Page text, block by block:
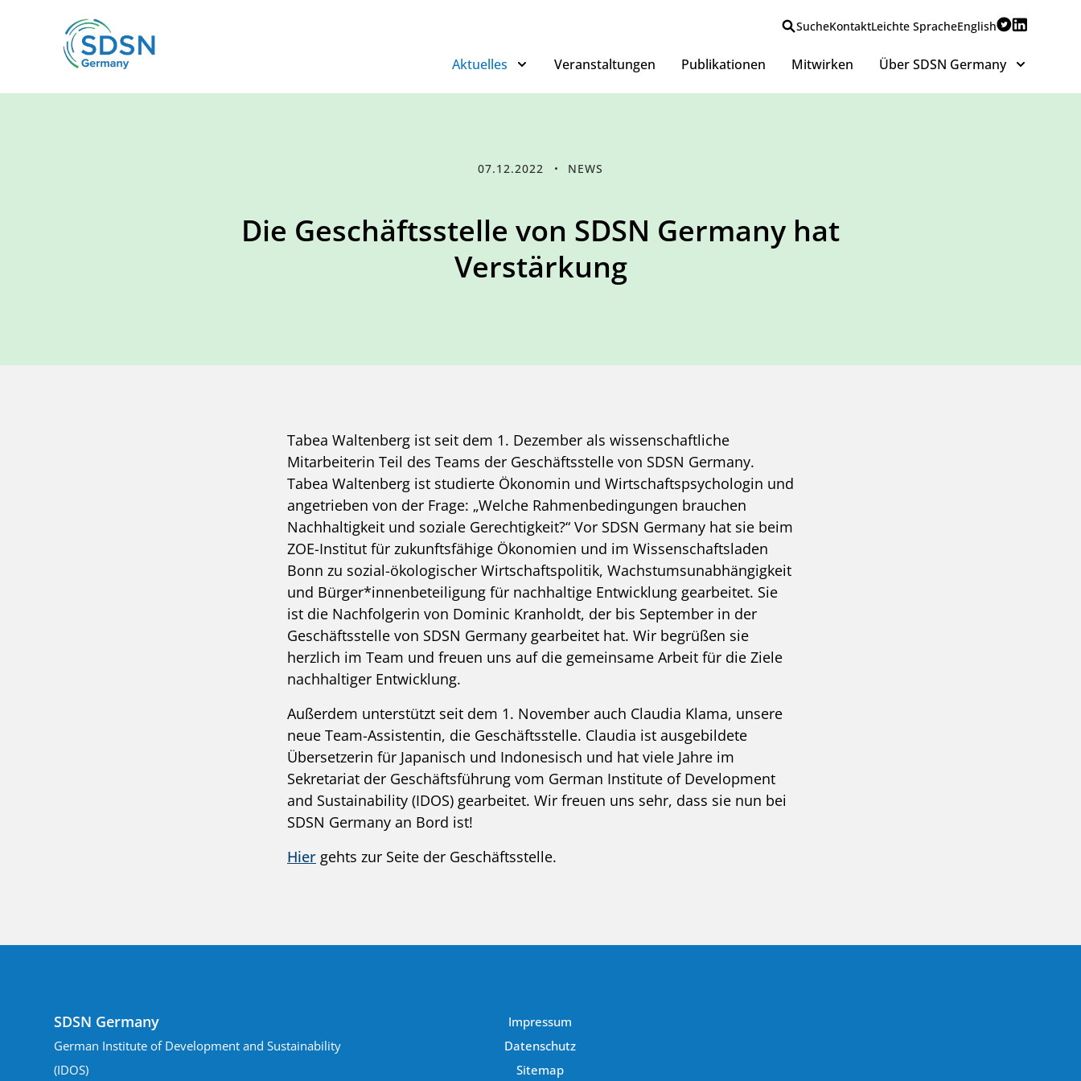
SucheKontaktLeichte SpracheEnglish
Aktuelles Veranstaltungen Publikationen Mitwirken Über SDSN Germany
07.12.2022 NEWS
Die Geschäftsstelle von SDSN Germany hat
Verstärkung
Tabea Waltenberg ist seit dem 1. Dezember als wissenschaftliche
Mitarbeiterin Teil des Teams der Geschäftsstelle von SDSN Germany.
Tabea Waltenberg ist studierte Ökonomin und Wirtschaftspsychologin und
angetrieben von der Frage: „Welche Rahmenbedingungen brauchen
Nachhaltigkeit und soziale Gerechtigkeit?“ Vor SDSN Germany hat sie beim
ZOE-Institut für zukunftsfähige Ökonomien und im Wissenschaftsladen
Bonn zu sozial-ökologischer Wirtschaftspolitik, Wachstumsunabhängigkeit
und Bürger*innenbeteiligung für nachhaltige Entwicklung gearbeitet. Sie
ist die Nachfolgerin von Dominic Kranholdt, der bis September in der
Geschäftsstelle von SDSN Germany gearbeitet hat. Wir begrüßen sie
herzlich im Team und freuen uns auf die gemeinsame Arbeit für die Ziele
nachhaltiger Entwicklung.
Außerdem unterstützt seit dem 1. November auch Claudia Klama, unsere
neue Team-Assistentin, die Geschäftsstelle. Claudia ist ausgebildete
Übersetzerin für Japanisch und Indonesisch und hat viele Jahre im
Sekretariat der Geschäftsführung vom German Institute of Development
and Sustainability (IDOS) gearbeitet. Wir freuen uns sehr, dass sie nun bei
SDSN Germany an Bord ist!
Hier gehts zur Seite der Geschäftsstelle.
SDSN Germany
German Institute of Development and Sustainability
(IDOS)
Impressum
Datenschutz
Sitemap